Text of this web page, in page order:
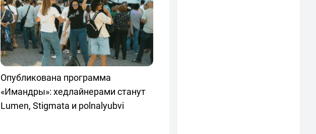
Опубликована программа
«Имандры»: хедлайнерами станут
Lumen, Stigmata и polnalyubvi